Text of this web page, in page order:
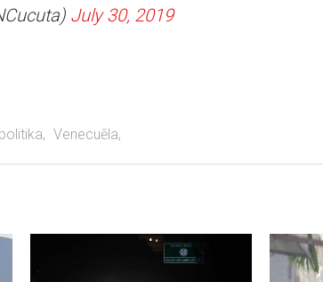
July 30, 2019
politika, Venecuēla,